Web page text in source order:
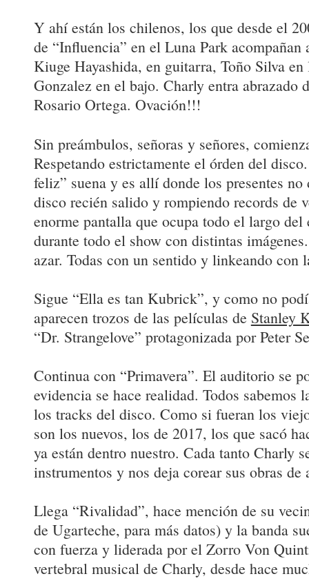
Y ahí están los chilenos, los que desde el
de “Influencia” en el Luna Park
Kiuge Hayashida, en guitarra, Toño Silva
Gonzalez en el bajo. Charly entra abrazado
Rosario Ortega. Ovación!!!
Sin preámbulos, señoras y señores,
Respetando estrictamente el órden del
feliz” suena y es allí donde los presentes no
disco recién salido y rompiendo records de
enorme pantalla que ocupa todo el largo del
durante todo el show con distintas
azar. Todas con un sentido y linkeando con
Sigue “Ella es tan Kubrick”, y como no
aparecen trozos de las películas de Stanley
“Dr. Strangelove” protagonizada por Peter
Continua con “Primavera”. El auditorio se
evidencia se hace realidad. Todos sabemos
los tracks del disco. Como si fueran los
son los nuevos, los de 2017, los que sacó
ya están dentro nuestro. Cada tanto Charly
instrumentos y nos deja corear sus obras de
Llega “Rivalidad”, hace mención de su
de Ugarteche, para más datos) y la banda
con fuerza y liderada por el Zorro Von
vertebral musical de Charly, desde hace